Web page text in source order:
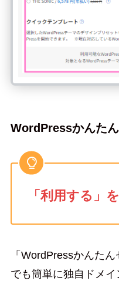
WordPressかんた
「利用する」
「WordPressかんた
でも簡単に独自ドメ